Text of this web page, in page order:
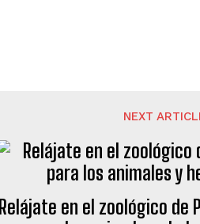
NEXT
Relájate en el zoológico de